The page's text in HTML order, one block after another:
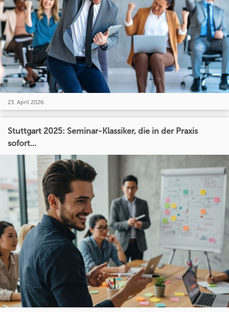
23. April 2026
Stuttgart 2025: Seminar-Klassiker, die in der Praxis
sofort...